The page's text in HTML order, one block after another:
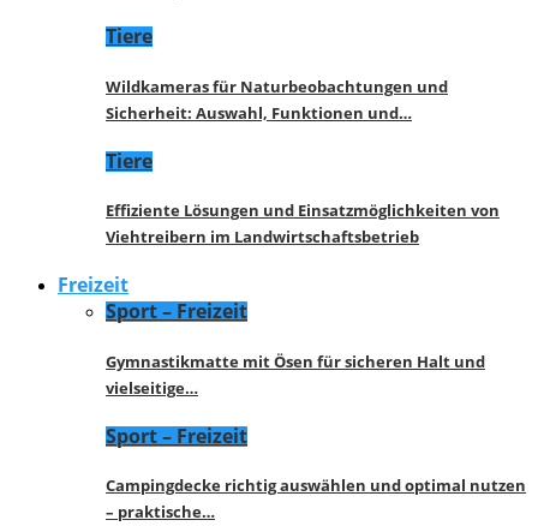
Tiere
Wildkameras für Naturbeobachtungen und
Sicherheit: Auswahl, Funktionen und…
Tiere
Effiziente Lösungen und Einsatzmöglichkeiten von
Viehtreibern im Landwirtschaftsbetrieb
Freizeit
Sport – Freizeit
Gymnastikmatte mit Ösen für sicheren Halt und
vielseitige…
Sport – Freizeit
Campingdecke richtig auswählen und optimal nutzen
– praktische…